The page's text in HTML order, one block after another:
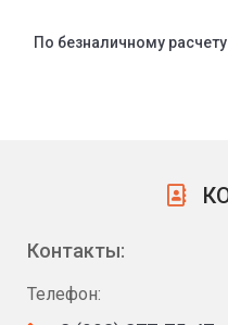
По безналичному расчету
Контакты:
Телефон: